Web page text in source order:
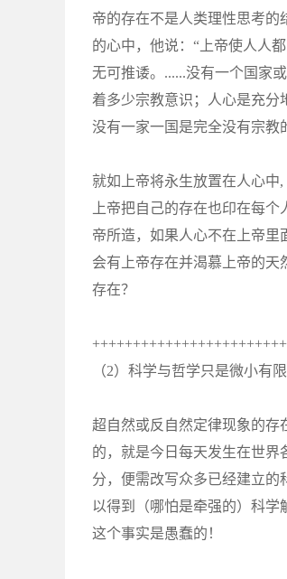
帝的存在不是人类理性思考的
的心中，他说：“上帝使人人
无可推诿。......没有一个国家
着多少宗教意识；人心是充分
没有一家一国是完全没有宗教
就如上帝将永生放置在人心中
上帝把自己的存在也印在每
帝所造，如果人心不在上帝里
会有上帝存在并渴慕上帝的
存在？
++++++++++++++++++++++++
（2）科学与哲学只是微小有
超自然或反自然定律现象的存
的，就是今日每天发生在世
分，便需改写众多已经建立
以得到（哪怕是牵强的）科学
这个事实是愚蠢的！